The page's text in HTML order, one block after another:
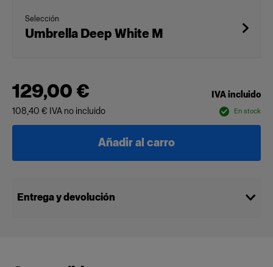
Selección
Umbrella Deep White M
129,00 €
IVA incluido
108,40 € IVA no incluido En stock
Añadir al carro
Entrega y devolución